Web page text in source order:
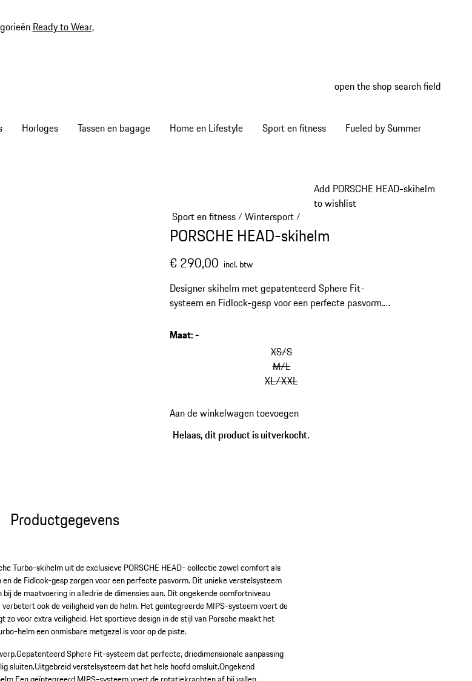
Ready to Wear,
open the shop search field
Horloges Tassen en bagage Home en Lifestyle Sport en fitness Fueled by Summer
Add PORSCHE HEAD-skihelm
to wishlist
Sport en fitness/ Wintersport/
PORSCHE HEAD-skihelm
€ 290,00 incl. btw
Designer skihelm met gepatenteerd Sphere Fit-
systeem en Fidlock-gesp voor een perfecte pasvorm.
rotatiekrachten af en zorgt voor extra veiligheid.
Sportief design in de stijl van Porsche.
Maat:-
XS/S
M/L
XL/XXL
Aan de winkelwagen toevoegen
Helaas, dit product is uitverkocht.
Productgegevens
Turbo-skihelm uit de exclusieve PORSCHE HEAD- collectie zowel comfort als
de Fidlock-gesp zorgen voor een perfecte pasvorm. Dit unieke verstelsysteem
de maatvoering in alledrie de dimensies aan. Dit ongekende comfortniveau
ook de veiligheid van de helm. Het geïntegreerde MIPS-systeem voert de
voor extra veiligheid. Het sportieve design in de stijl van Porsche maakt het
helm een onmisbare metgezel is voor op de piste.
Gepatenteerd Sphere Fit-systeem dat perfecte, driedimensionale aanpassing
sluiten.Uitgebreid verstelsysteem dat het hele hoofd omsluit.Ongekend